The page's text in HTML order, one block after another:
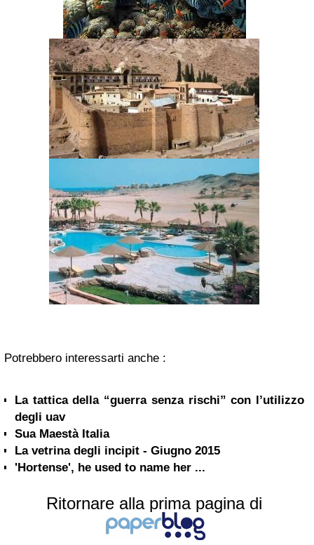
Potrebbero interessarti anche :
La tattica della “guerra senza rischi” con l’utilizzo
degli uav
Sua Maestà Italia
La vetrina degli incipit - Giugno 2015
'Hortense', he used to name her ...
Ritornare alla prima pagina di